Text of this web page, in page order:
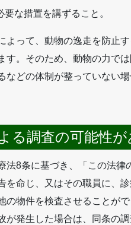
な措置を講ずること。
よって、動物の逸走を防止
す。そのため、動物の力で
などの体制が整っていない
調査の可能性が
8条に基づき、「この法律
を命じ、又はその職員に、
の物件を検査させることが
が発生した場合は、同条の